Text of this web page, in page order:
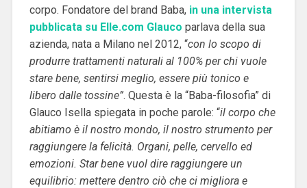
corpo. Fondatore del brand Baba, in una intervista
pubblicata su Elle.com Glauco parlava della sua
azienda, nata a Milano nel 2012, “con lo scopo di
produrre trattamenti naturali al 100% per chi vuole
stare bene, sentirsi meglio, essere più tonico e
libero dalle tossine”. Questa è la “Baba-filosofia” di
Glauco Isella spiegata in poche parole: “il corpo che
abitiamo è il nostro mondo, il nostro strumento per
raggiungere la felicità. Organi, pelle, cervello ed
emozioni. Star bene vuol dire raggiungere un
equilibrio: mettere dentro ciò che ci migliora e